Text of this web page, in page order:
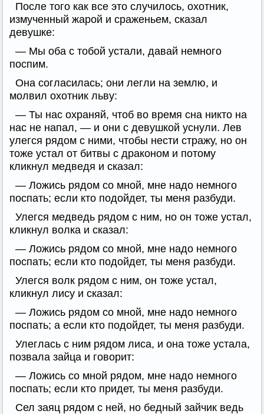
После того как все это случилось, охотник,
измученный жарой и сраженьем, сказал
девушке:
— Мы оба с тобой устали, давай немного
поспим.
Она согласилась; они легли на землю, и
молвил охотник льву:
— Ты нас охраняй, чтоб во время сна никто на
нас не напал, — и они с девушкой уснули. Лев
улегся рядом с ними, чтобы нести стражу, но он
тоже устал от битвы с драконом и потому
кликнул медведя и сказал:
— Ложись рядом со мной, мне надо немного
поспать; если кто подойдет, ты меня разбуди.
Улегся медведь рядом с ним, но он тоже устал,
кликнул волка и сказал:
— Ложись рядом со мной, мне надо немного
поспать; если кто подойдет, ты меня разбуди.
Улегся волк рядом с ним, он тоже устал,
кликнул лису и сказал:
— Ложись рядом со мной, мне надо немного
поспать; а если кто подойдет, ты меня разбуди.
Улеглась с ним рядом лиса, и она тоже устала,
позвала зайца и говорит:
— Ложись со мной рядом, мне надо немного
поспать; если кто придет, ты меня разбуди.
Сел заяц рядом с ней, но бедный зайчик ведь